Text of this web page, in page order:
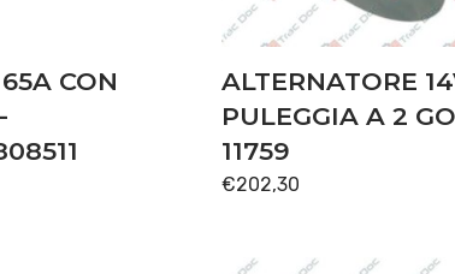
CON
ALTERNATORE
PULEGGIA A 2
11759
€202,30